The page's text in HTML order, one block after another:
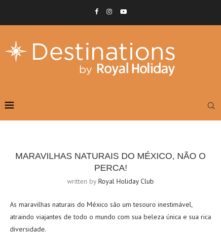
MARAVILHAS NATURAIS DO MÉXICO, NÃO O
PERCA!
written byRoyal Holiday Club
As maravilhas naturais do México são um tesouro inestimável,
atraindo viajantes de todo o mundo com sua beleza única e sua rica
diversidade.